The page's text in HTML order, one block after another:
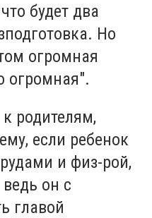
будет два
Но
огромная
огромная".
родителям,
если ребенок
и физ-рой,
ведь он с
главой